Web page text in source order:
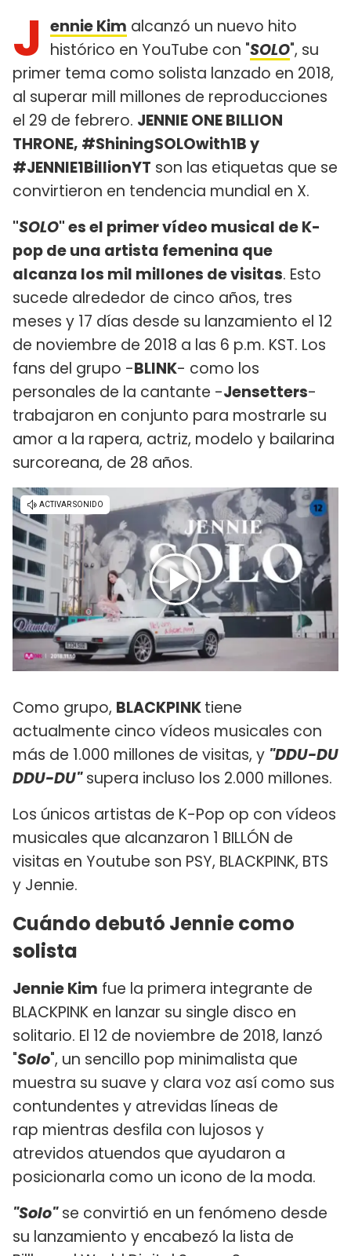
J ennie Kim alcanzó un nuevo hito
histórico en YouTube con "SOLO", su
primer tema como solista lanzado en 2018,
al superar mill millones de reproducciones
el 29 de febrero. JENNIE ONE BILLION
THRONE, #ShiningSOLOwith1B y
#JENNIE1BillionYT son las etiquetas que se
convirtieron en tendencia mundial en X.
"SOLO" es el primer vídeo musical de K-
pop de una artista femenina que
alcanza los mil millones de visitas. Esto
sucede alrededor de cinco años, tres
meses y 17 días desde su lanzamiento el 12
de noviembre de 2018 a las 6 p.m. KST. Los
fans del grupo -BLINK- como los
personales de la cantante -Jensetters-
trabajaron en conjunto para mostrarle su
amor a la rapera, actriz, modelo y bailarina
surcoreana, de 28 años.
Como grupo, BLACKPINKtiene
actualmente cinco vídeos musicales con
más de 1.000 millones de visitas, y "DDU-DU
DDU-DU"supera incluso los 2.000 millones.
Los únicos artistas de K-Pop op con vídeos
musicales que alcanzaron 1 BILLÓN de
visitas en Youtube son PSY, BLACKPINK, BTS
y Jennie.
Cuándo debutó Jennie como
solista
Jennie Kim fue la primera integrante de
BLACKPINK en lanzar su single disco en
solitario. El 12 de noviembre de 2018, lanzó
"Solo", un sencillo pop minimalista que
muestra su suave y clara voz así como sus
contundentes y atrevidas líneas de
rap mientras desfila con lujosos y
atrevidos atuendos que ayudaron a
posicionarla como un icono de la moda.
"Solo"se convirtió en un fenómeno desde
su lanzamiento y encabezó la lista de